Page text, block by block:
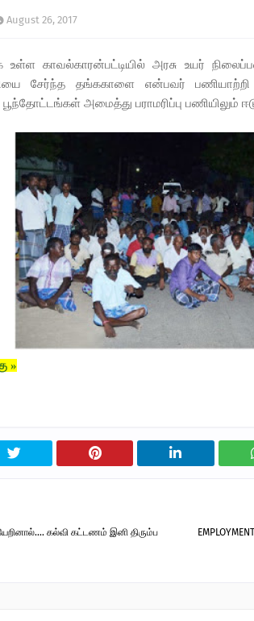
August 26, 2017
காவல்காரன்பட்டியில் அரசு உயர்
சேர்ந்த தங்ககாளை என்பவர்
அமைத்து பராமரிப்பு பணியிலும்
»
கல்வி கட்டணம் இனி திரும்ப